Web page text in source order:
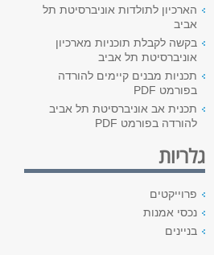
הארכיון לתולדות אוניברסיטת תל
אביב
בקשה לקבלת תוכניות מארכיון
אוניברסיטת תל אביב
תכניות מבנים קיימים להורדה
בפורמט PDF
תכנית אב אוניברסיטת תל אביב
להורדה בפורמט PDF
גלריות
פרוייקטים
נכסי אמנות
בניינים